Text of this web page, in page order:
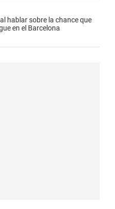
hablar sobre la chance que
en el Barcelona